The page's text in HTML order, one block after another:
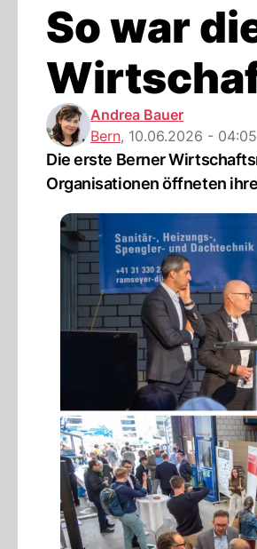
So war
Andrea Bauer
Bern, 10.06.2026 - 04:05
Die erste Berner
Organisationen öffneten